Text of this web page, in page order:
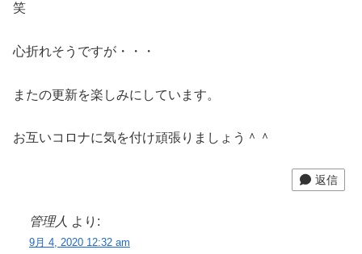
笑
心折れそうですが・・・
またの更新を楽しみにしています。
お互いコロナに気を付け頑張りましょう＾＾
返信
管理人 より:
9月 4, 2020 12:32 am